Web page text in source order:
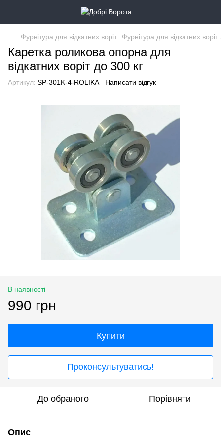
Фурнітура для відкатних воріт Фурнітура для відкатних
Каретка роликова опорна для
відкатних воріт до 300 кг
Артикул: SP-301K-4-ROLIKA Написати відгук
В наявності
990 грн
Купити
Проконсультуватись!
До обраного Порівняти
Опис